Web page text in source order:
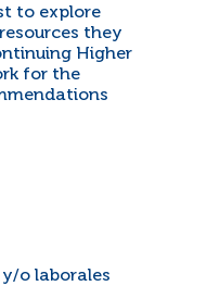
to explore
they
Higher
for the
o laborales